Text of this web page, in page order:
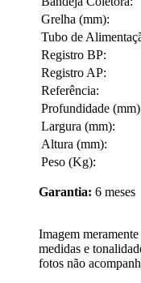
Grelha (mm):
Tubo de
Registro BP:
Registro AP:
Referência:
Profundidade
Largura (mm):
Altura (mm):
Peso (Kg):
Garantia: 6 meses
Imagem
medidas e
fotos não